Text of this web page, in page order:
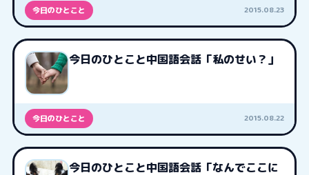
今日のひとこと 2015.08.23
今日のひとこと中国語会話「私のせい？」
今日のひとこと 2015.08.22
今日のひとこと中国語会話「なんでここに